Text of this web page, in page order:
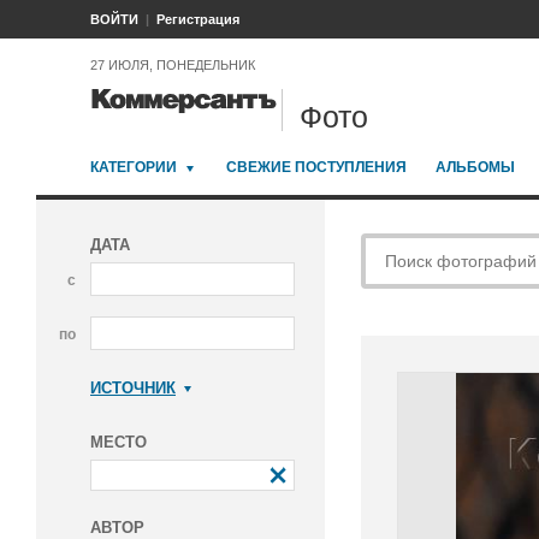
ВОЙТИ Регистрация
27 ИЮЛЯ, ПОНЕДЕЛЬНИК
Фото
КАТЕГОРИИ СВЕЖИЕ ПОСТУПЛЕНИЯ АЛЬБОМЫ
ДАТА
с
по
ИСТОЧНИК
МЕСТО
АВТОР